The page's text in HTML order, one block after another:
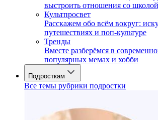
выстроить отношения со школой
Культпросвет
Расскажем обо всём вокруг:
путешествиях и поп-культуре
Тренды
Вместе разберёмся в
популярных мемах и хобби
Подросткам
Все темы рубрики подростки